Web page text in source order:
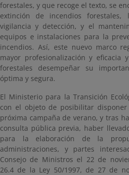
forestales, y que recoge el texto, se
extinción de incendios forestales,
vigilancia y detección, y el
equipos e instalaciones para la
incendios. Así, este nuevo marco
mayor profesionalización y eficacia
forestales desempeñar su
óptima y segura.
El Ministerio para la Transición
con el objeto de posibilitar
próxima campaña de verano, y tras
consulta pública previa, haber
para la elaboración de la
administraciones, y partes
Consejo de Ministros el 22 de
26.4 de la Ley 50/1997, de 27 de